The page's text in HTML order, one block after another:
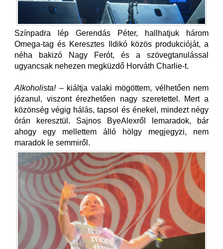
Színpadra lép Gerendás Péter, hallhatjuk három
Omega-tag és Keresztes Ildikó közös produkcióját, a
néha bakizó Nagy Ferót, és a szövegtanulással
ugyancsak nehezen megküzdő Horváth Charlie-t.
Alkoholista!– kiáltja valaki mögöttem, vélhetően nem
józanul, viszont érezhetően nagy szeretettel. Mert a
közönség végig hálás, tapsol és énekel, mindezt négy
órán keresztül. Sajnos ByeAlexről lemaradok, bár
ahogy egy mellettem álló hölgy megjegyzi, nem
maradok le semmiről.